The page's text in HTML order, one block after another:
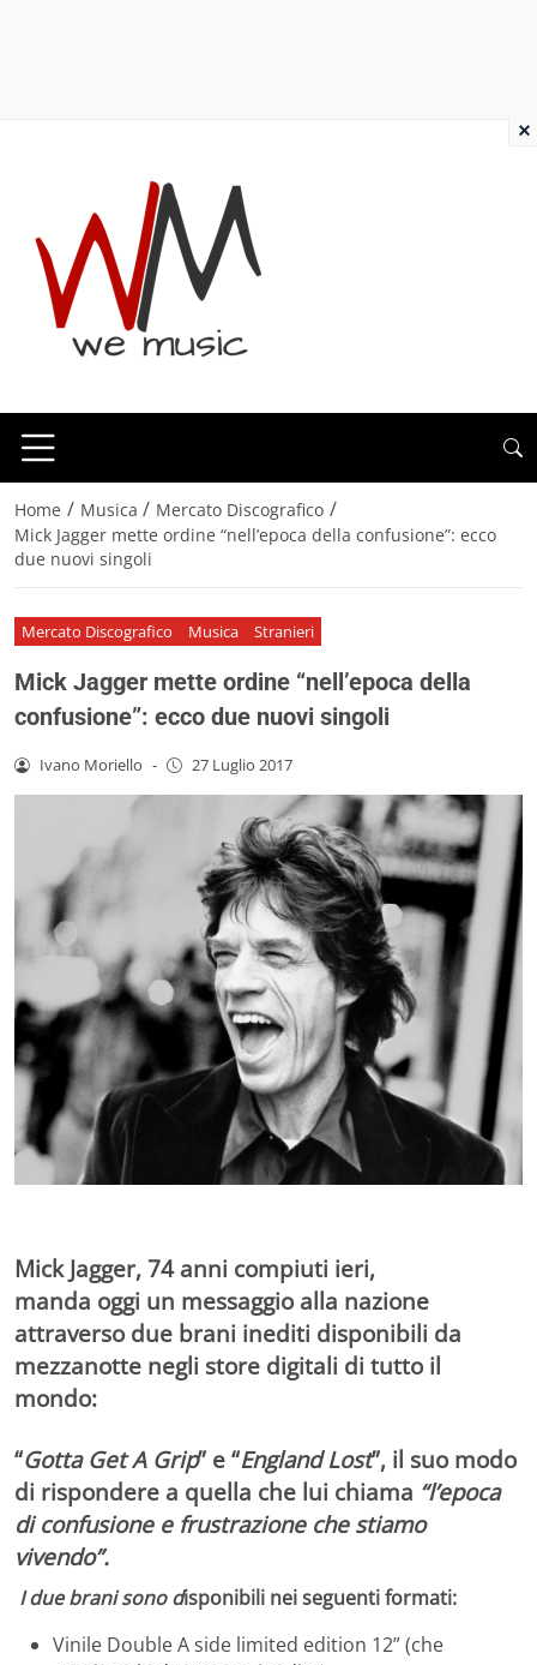
Home / Musica / Mercato Discografico /
Mick Jagger mette ordine “nell’epoca della confusione”: ecco
due nuovi singoli
Mercato Discografico Musica Stranieri
Mick Jagger mette ordine “nell’epoca della
confusione”: ecco due nuovi singoli
Ivano Moriello - 27 Luglio 2017
Mick Jagger, 74 anni compiuti ieri,
manda oggi un messaggio alla nazione
attraverso due brani inediti disponibili da
mezzanotte negli store digitali di tutto il
mondo:
“Gotta Get A Grip” e “England Lost”, il suo modo
di rispondere a quella che lui chiama “l’epoca
di confusione e frustrazione che stiamo
vivendo”.
I due brani sono disponibili nei seguenti formati:
Vinile Double A side limited edition 12” (che
×